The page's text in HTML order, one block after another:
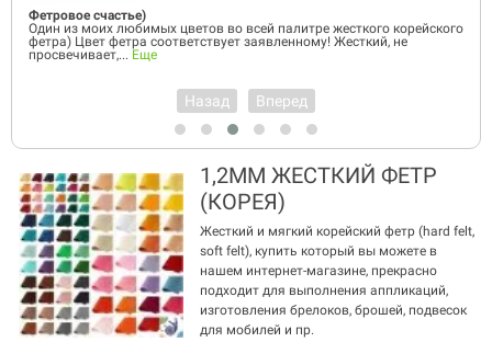
любимых цветов во всей палитре жесткого корейского
соответствует заявленному! Жесткий, не
Еще
Фетр просто
плотный, не
Назад Вперед
1,2ММ ЖЕСТКИЙ ФЕТР
(КОРЕЯ)
Жесткий и мягкий корейский фетр (hard felt,
soft felt), купить который вы можете в
нашем интернет-магазине, прекрасно
подходит для выполнения аппликаций,
изготовления брелоков, брошей, подвесок
для мобилей и пр.